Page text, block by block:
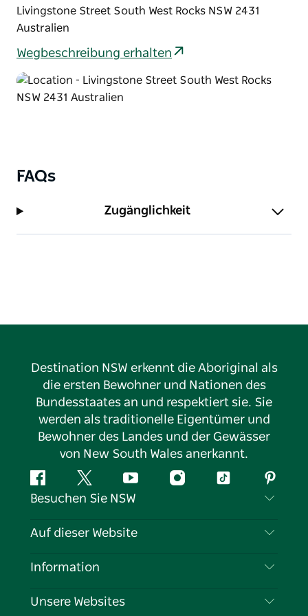
Gästen ein kulinarisches Erlebnis im Freien mit Blick
auf die atemberaubende Horseshoe Bay oder
einschließlich eines Biergartens.
Livingstone Street South West Rocks NSW 2431
Australien
Wegbeschreibung erhalten
FAQs
Zugänglichkeit
Destination NSW erkennt die Aboriginal als
die ersten Bewohner und Nationen des
Bundesstaates an und respektiert sie. Sie
werden als traditionelle Eigentümer und
Bewohner des Landes und der Gewässer
von New South Wales anerkannt.
FacebookTwitter YouTubeInstagramTikTok
Besuchen Sie NSW
Kontaktieren Sie uns
Cookie-Hinweis
Auf dieser Website
Reiseziele
Information
Reiseinformationen
Unsere Websites